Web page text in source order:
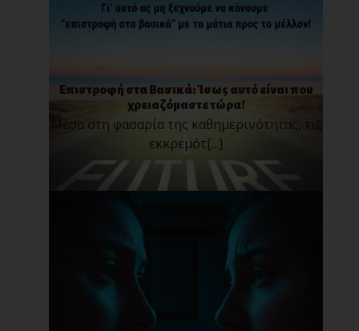
Επιστροφή στα Βασικά: Ίσως αυτό είναι που
χρειαζόμαστε τώρα!
Μέσα στη φασαρία της καθημερινότητας, τις
εκκρεμότ[...]